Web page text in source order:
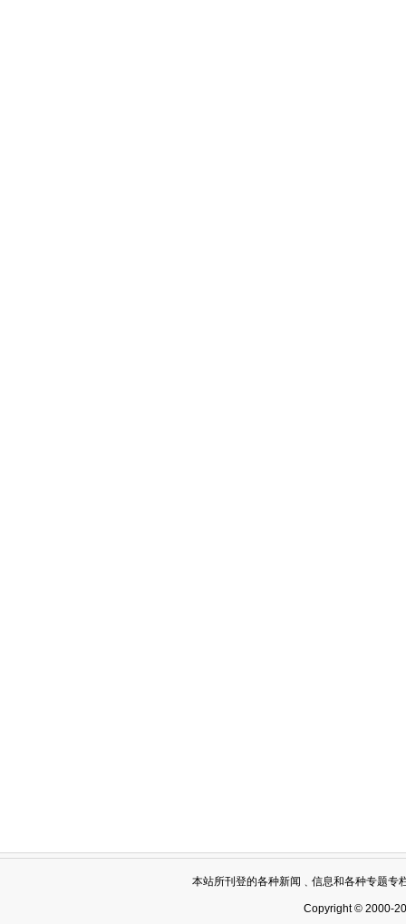
本站所刊登的各种新闻﹑信息和各种专题专
Copyright © 2000-